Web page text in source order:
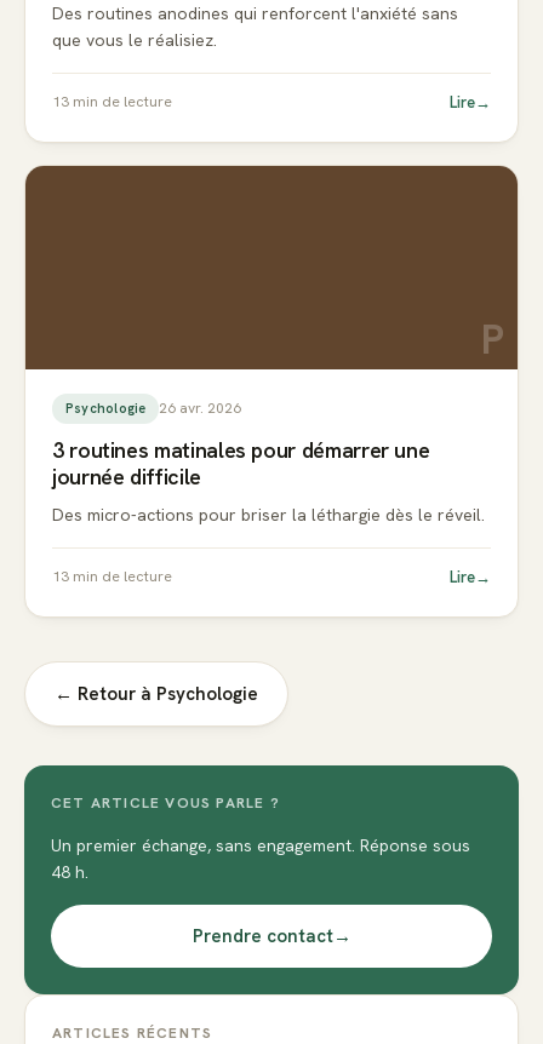
Des routines anodines qui renforcent l'anxiété sans
que vous le réalisiez.
13 min de lecture Lire→
P
Psychologie 26 avr. 2026
3 routines matinales pour démarrer une
journée difficile
Des micro-actions pour briser la léthargie dès le réveil.
13 min de lecture Lire→
← Retour à Psychologie
CET ARTICLE VOUS PARLE ?
Un premier échange, sans engagement. Réponse sous
48 h.
Prendre contact→
ARTICLES RÉCENTS